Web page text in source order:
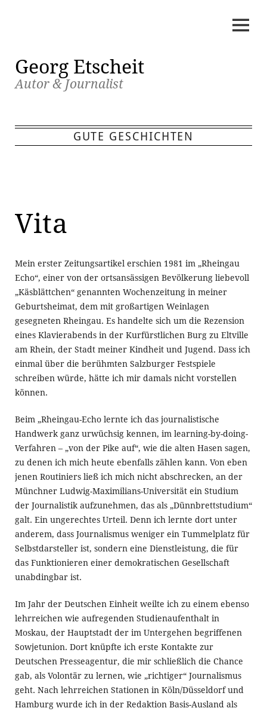
Georg Etscheit
Autor & Journalist
GUTE GESCHICHTEN
Vita
Mein erster Zeitungsartikel erschien 1981 im „Rheingau
Echo“, einer von der ortsansässigen Bevölkerung liebevoll
„Käsblättchen“ genannten Wochenzeitung in meiner
Geburtsheimat, dem mit großartigen Weinlagen
gesegneten Rheingau. Es handelte sich um die Rezension
eines Klavierabends in der Kurfürstlichen Burg zu Eltville
am Rhein, der Stadt meiner Kindheit und Jugend. Dass ich
einmal über die berühmten Salzburger Festspiele
schreiben würde, hätte ich mir damals nicht vorstellen
können.
Beim „Rheingau-Echo lernte ich das journalistische
Handwerk ganz urwüchsig kennen, im learning-by-doing-
Verfahren – „von der Pike auf“, wie die alten Hasen sagen,
zu denen ich mich heute ebenfalls zählen kann. Von eben
jenen Routiniers ließ ich mich nicht abschrecken, an der
Münchner Ludwig-Maximilians-Universität ein Studium
der Journalistik aufzunehmen, das als „Dünnbrettstudium“
galt. Ein ungerechtes Urteil. Denn ich lernte dort unter
anderem, dass Journalismus weniger ein Tummelplatz für
Selbstdarsteller ist, sondern eine Dienstleistung, die für
das Funktionieren einer demokratischen Gesellschaft
unabdingbar ist.
Im Jahr der Deutschen Einheit weilte ich zu einem ebenso
lehrreichen wie aufregenden Studienaufenthalt in
Moskau, der Hauptstadt der im Untergehen begriffenen
Sowjetunion. Dort knüpfte ich erste Kontakte zur
Deutschen Presseagentur, die mir schließlich die Chance
gab, als Volontär zu lernen, wie „richtiger“ Journalismus
geht. Nach lehrreichen Stationen in Köln/Düsseldorf und
Hamburg wurde ich in der Redaktion Basis-Ausland als